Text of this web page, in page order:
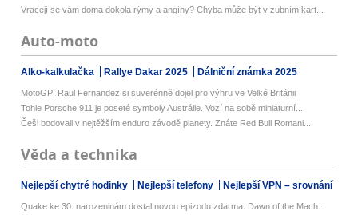
Vracejí se vám doma dokola rýmy a angíny? Chyba může být v zubním kart...
Auto-moto
Alko-kalkulačka Rallye Dakar 2025 Dálniční známka 2025
MotoGP: Raul Fernandez si suverénně dojel pro výhru ve Velké Británii
Tohle Porsche 911 je poseté symboly Austrálie. Vozí na sobě miniaturní...
Češi bodovali v nejtěžším enduro závodě planety. Znáte Red Bull Romani...
Věda a technika
Nejlepší chytré hodinky Nejlepší telefony Nejlepší VPN – srovnání
Quake ke 30. narozeninám dostal novou epizodu zdarma. Dawn of the Mach...